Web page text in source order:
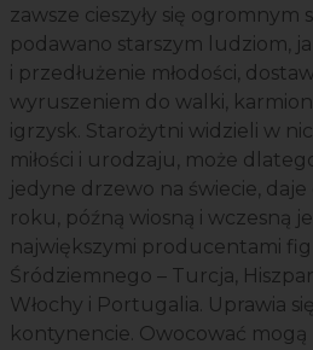
zawsze cieszyły się ogromnym
podawano starszym ludziom,
i przedłużenie młodości,
wyruszeniem do walki,
igrzysk. Starożytni widzieli w
miłości i urodzaju, może
jedyne drzewo na świecie,
roku, późną wiosną i wczesną
największymi producentami
Śródziemnego – Turcja,
Włochy i Portugalia. Uprawia
kontynencie. Owocować